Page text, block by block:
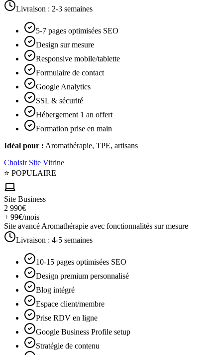
Livraison : 2-3 semaines
5-7 pages optimisées SEO
Design sur mesure
Responsive mobile/tablette
Formulaire de contact
Google Analytics
SSL & sécurité
Hébergement 1 an offert
Formation prise en main
Idéal pour : Aromathérapie, TPE, artisans
Choisir Site Vitrine
⭐ POPULAIRE
Site Business
2 990€
+ 99€/mois
Site avancé Aromathérapie avec fonctionnalités sur mesure
Livraison : 4-5 semaines
10-15 pages optimisées SEO
Design premium personnalisé
Blog intégré
Espace client/membre
Prise RDV en ligne
Google Business Profile setup
Stratégie de contenu